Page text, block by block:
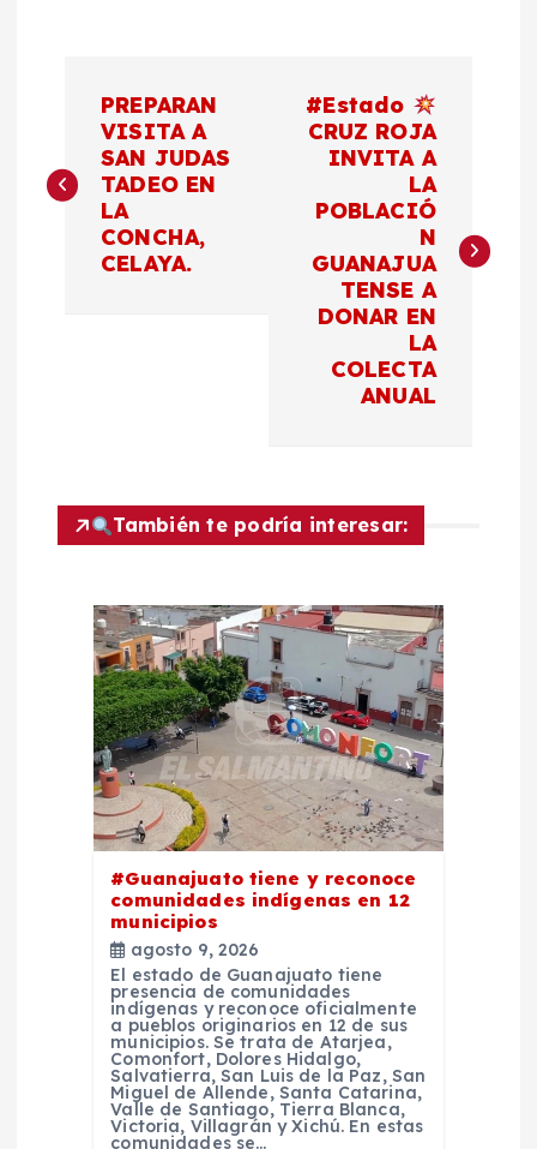
v
ó
PREPARAN
VISITA A
SAN JUDAS
TADEO EN
LA
CONCHA,
CELAYA.
#Estado
CRUZ ROJA
INVITA A
LA
POBLACIÓ
N
GUANAJUA
TENSE A
DONAR EN
LA
COLECTA
ANUAL
También te podría interesar:
#Guanajuato tiene y reconoce
comunidades indígenas en 12
municipios
agosto 9, 2026
El estado de Guanajuato tiene
presencia de comunidades
indígenas y reconoce oficialmente
a pueblos originarios en 12 de sus
municipios. Se trata de Atarjea,
Comonfort, Dolores Hidalgo,
Salvatierra, San Luis de la Paz, San
Miguel de Allende, Santa Catarina,
Valle de Santiago, Tierra Blanca,
Victoria, Villagrán y Xichú. En estas
comunidades se…